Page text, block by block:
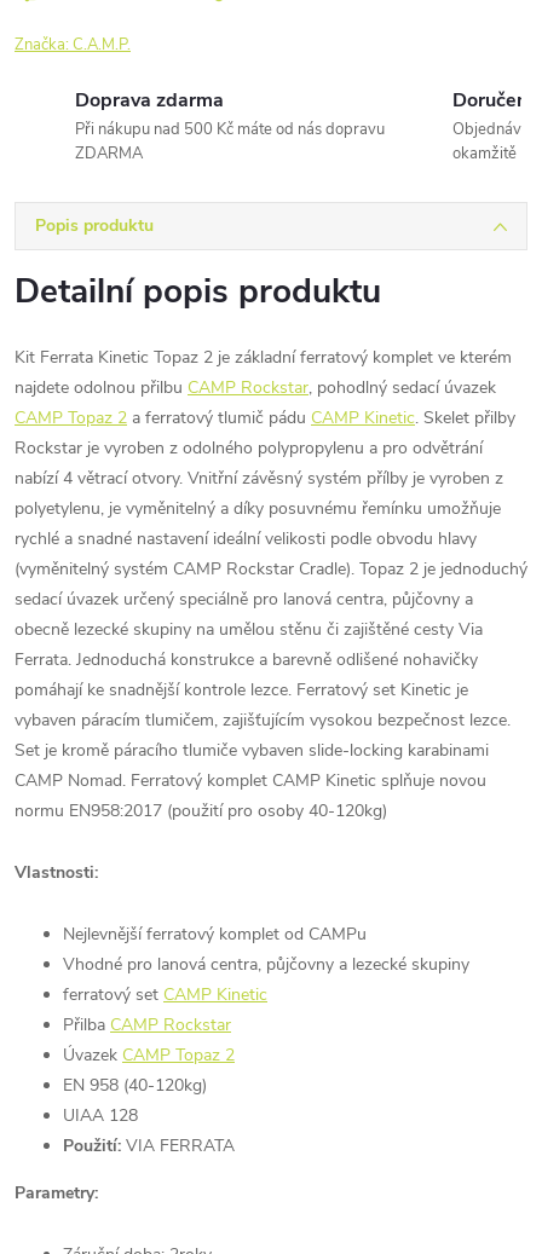
Značka:C.A.M.P.
Doprava zdarma
Při nákupu nad 500 Kč máte od nás dopravu
ZDARMA
Doručení
okamžitě
Popis produktu
Detailní popis produktu
Kit Ferrata Kinetic Topaz 2 je základní ferratový komplet ve kterém
najdete odolnou přilbu CAMP Rockstar, pohodlný sedací úvazek
CAMP Topaz 2 a ferratový tlumič pádu CAMP Kinetic. Skelet přilby
Rockstar je vyroben z odolného polypropylenu a pro odvětrání
nabízí 4 větrací otvory. Vnitřní závěsný systém přílby je vyroben z
polyetylenu, je vyměnitelný a díky posuvnému řemínku umožňuje
rychlé a snadné nastavení ideální velikosti podle obvodu hlavy
(vyměnitelný systém CAMP Rockstar Cradle). Topaz 2 je jednoduchý
sedací úvazek určený speciálně pro lanová centra, půjčovny a
obecně lezecké skupiny na umělou stěnu či zajištěné cesty Via
Ferrata. Jednoduchá konstrukce a barevně odlišené nohavičky
pomáhají ke snadnější kontrole lezce. Ferratový set Kinetic je
vybaven páracím tlumičem, zajišťujícím vysokou bezpečnost lezce.
Set je kromě páracího tlumiče vybaven slide-locking karabinami
CAMP Nomad. Ferratový komplet CAMP Kinetic splňuje novou
normu EN958:2017 (použití pro osoby 40-120kg)
Vlastnosti:
Nejlevnější ferratový komplet od CAMPu
Vhodné pro lanová centra, půjčovny a lezecké skupiny
ferratový set CAMP Kinetic
Přilba CAMP Rockstar
Úvazek CAMP Topaz 2
EN 958 (40-120kg)
UIAA 128
Použití: VIA FERRATA
Parametry: